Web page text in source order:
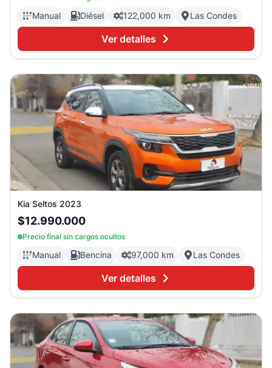
Manual Diésel 122,000 km Las Condes
Ver detalles
Kia Seltos 2023
$12.990.000
Precio final sin cargos ocultos
Manual Bencina 97,000 km Las Condes
Ver detalles